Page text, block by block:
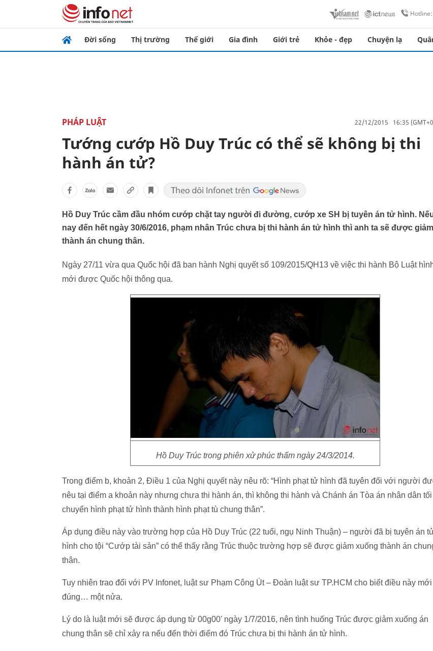
Đời sống Thị trường Thế giới Gia đình Giới trẻ Khỏe - đẹp Chuyện lạ
PHÁP LUẬT 22/12/2015 16:35
Tướng cướp Hồ Duy Trúc có thể sẽ không bị thi
hành án tử?
Hồ Duy Trúc cầm đầu nhóm cướp chặt tay người đi đường, cướp xe SH bị tuyên án tử hình.
nay đến hết ngày 30/6/2016, phạm nhân Trúc chưa bị thi hành án tử hình thì anh ta sẽ được giảm
thành án chung thân.
Ngày 27/11 vừa qua Quốc hội đã ban hành Nghị quyết số 109/2015/QH13 về việc thi hành Bộ Luật
mới được Quốc hội thông qua.
Hồ Duy Trúc trong phiên xử phúc thẩm ngày 24/3/2014.
Trong điểm b, khoản 2, Điều 1 của Nghị quyết này nêu rõ: “Hình phạt tử hình đã tuyên đối với người
nêu tại điểm a khoản này nhưng chưa thi hành án, thì không thi hành và Chánh án Tòa án nhân dân
chuyển hình phạt tử hình thành hình phạt tù chung thân”.
Áp dụng điều này vào trường hợp của Hồ Duy Trúc (22 tuổi, ngụ Ninh Thuận) – người đã bị tuyên án
hình cho tội “Cướp tài sản” có thể thấy rằng Trúc thuộc trường hợp sẽ được giảm xuống thành án
thân.
Tuy nhiên trao đổi với PV Infonet, luật sư Phạm Công Út – Đoàn luật sư TP.HCM cho biết điều này
đúng… một nửa.
Lý do là luật mới sẽ được áp dụng từ 00g00' ngày 1/7/2016, nên tình huống Trúc được giảm xuống án
chung thân sẽ chỉ xảy ra nếu đến thời điểm đó Trúc chưa bị thi hành án tử hình.